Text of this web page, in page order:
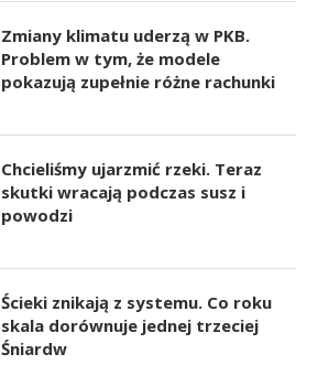
Zmiany klimatu uderzą w PKB.
Problem w tym, że modele
pokazują zupełnie różne rachunki
Chcieliśmy ujarzmić rzeki. Teraz
skutki wracają podczas susz i
powodzi
Ścieki znikają z systemu. Co roku
skala dorównuje jednej trzeciej
Śniardw